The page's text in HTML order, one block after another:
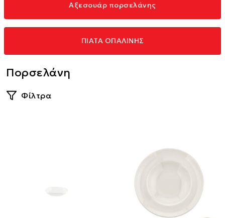
Αξεσουάρ πορσελάνης
ΠΙΑΤΑ ΟΠΑΛΙΝΗΣ
Πορσελάνη
Φίλτρα